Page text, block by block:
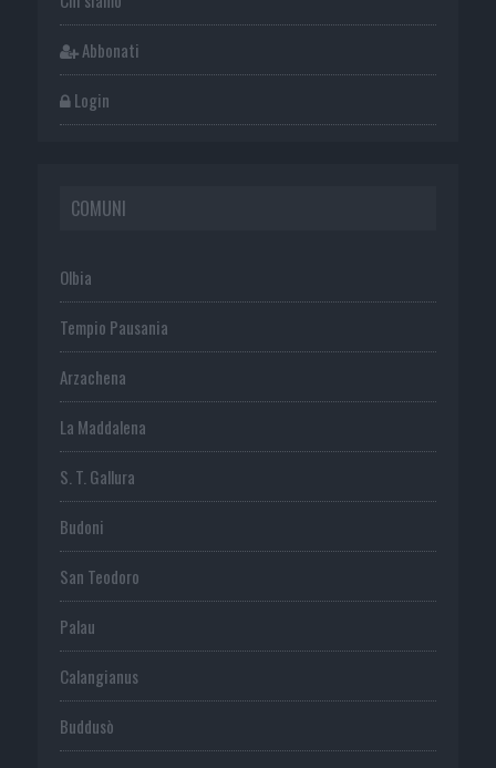
Abbonati
Login
COMUNI
Olbia
Tempio Pausania
Arzachena
La Maddalena
S. T. Gallura
Budoni
San Teodoro
Palau
Calangianus
Buddusò